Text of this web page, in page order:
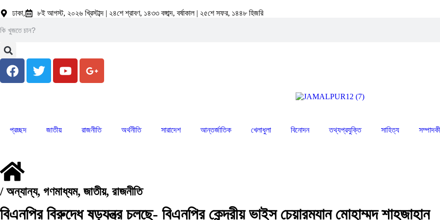
ঢাকা, ৮ই আগস্ট, ২০২৬ খ্রিস্টাব্দ | ২৪শে শ্রাবণ, ১৪৩৩ বঙ্গাব্দ, বর্ষাকাল | ২৫শে সফর, ১৪৪৮ হিজরি
প্রচ্ছদ জাতীয় রাজনীতি অর্থনীতি সারাদেশ আন্তর্জাতিক খেলাধুলা বিনোদন তথ্যপ্রযুক্তি সাহিত্য
/ অন্যান্য, গণমাধ্যম, জাতীয়, রাজনীতি
বিএনপির বিরুদ্ধে ষড়যন্ত্র চলছে- বিএনপির কেন্দ্রীয় ভাইস চেয়ারম্যান মোহাম্মদ শাহজাহান